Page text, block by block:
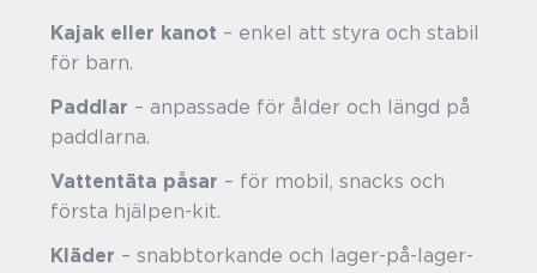
Kajak eller kanot – enkel att styra och stabil
för barn.
Paddlar – anpassade för ålder och längd på
paddlarna.
Vattentäta påsar – för mobil, snacks och
första hjälpen-kit.
Kläder – snabbtorkande och lager-på-lager-